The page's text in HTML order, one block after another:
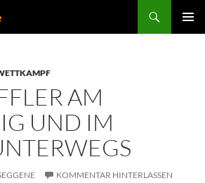
AM
UND IM
KOMMENTAR HINTERLASSEN